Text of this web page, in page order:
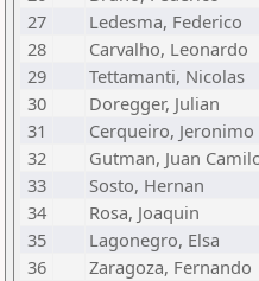
27
Ledesma, Federico
28
Carvalho, Leonardo
29
Tettamanti, Nicolas
30
Doregger, Julian
31
Cerqueiro, Jeronimo
32
Gutman, Juan
33
Sosto, Hernan
34
Rosa, Joaquin
35
Lagonegro, Elsa
36
Zaragoza, Fernando